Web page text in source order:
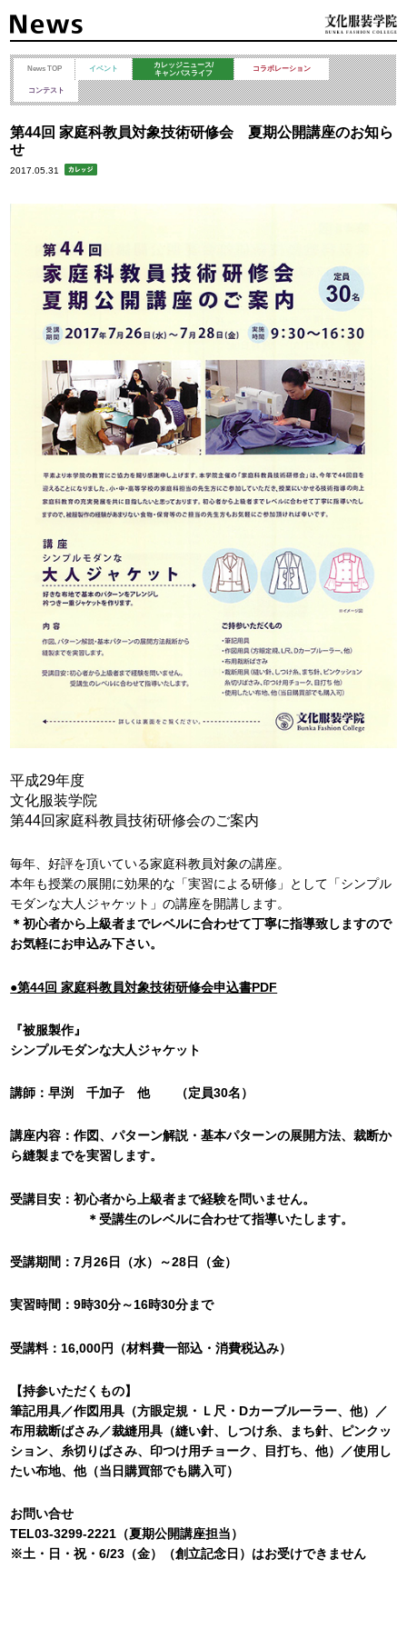
News TOP イベント
カレッジニュース/
キャンパスライフ
コラボレーション
コンテスト
第44回 家庭科教員対象技術研修会 夏期公開講座のお知ら
せ
2017.05.31
平成29年度
文化服装学院
第44回家庭科教員技術研修会のご案内
毎年、好評を頂いている家庭科教員対象の講座。
本年も授業の展開に効果的な「実習による研修」として「シンプル
モダンな大人ジャケット」の講座を開講します。
＊初心者から上級者までレベルに合わせて丁寧に指導致しますので
お気軽にお申込み下さい。
●第44回 家庭科教員対象技術研修会申込書PDF
『被服製作』
シンプルモダンな大人ジャケット
講師：早渕 千加子 他 （定員30名）
講座内容：作図、パターン解説・基本パターンの展開方法、裁断か
ら縫製までを実習します。
受講目安：初心者から上級者まで経験を問いません。
＊受講生のレベルに合わせて指導いたします。
受講期間：7月26日（水）～28日（金）
実習時間：9時30分～16時30分まで
受講料：16,000円（材料費一部込・消費税込み）
【持参いただくもの】
筆記用具／作図用具（方眼定規・Ｌ尺・Dカーブルーラー、他）／
布用裁断ばさみ／裁縫用具（縫い針、しつけ糸、まち針、ピンクッ
ション、糸切りばさみ、印つけ用チョーク、目打ち、他）／使用し
たい布地、他（当日購買部でも購入可）
お問い合せ
TEL03-3299-2221（夏期公開講座担当）
※土・日・祝・6/23（金）（創立記念日）はお受けできません